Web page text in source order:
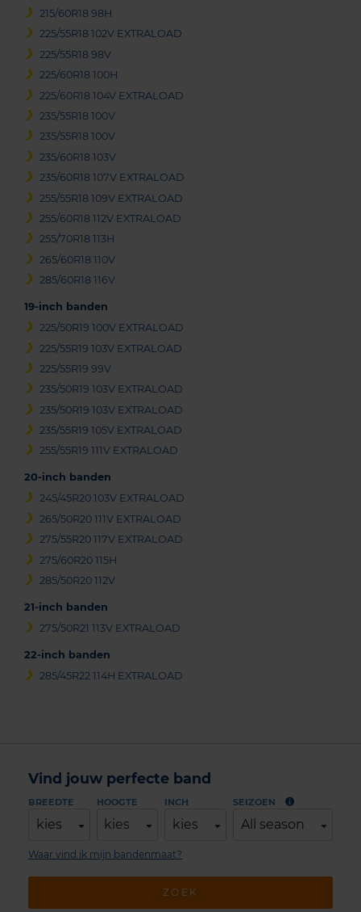
215/60R18 98H
225/55R18 102V EXTRALOAD
225/55R18 98V
225/60R18 100H
225/60R18 104V EXTRALOAD
235/55R18 100V
235/55R18 100V
235/60R18 103V
235/60R18 107V EXTRALOAD
255/55R18 109V EXTRALOAD
255/60R18 112V EXTRALOAD
255/70R18 113H
265/60R18 110V
285/60R18 116V
19-inch banden
225/50R19 100V EXTRALOAD
225/55R19 103V EXTRALOAD
225/55R19 99V
235/50R19 103V EXTRALOAD
235/50R19 103V EXTRALOAD
235/55R19 105V EXTRALOAD
255/55R19 111V EXTRALOAD
20-inch banden
245/45R20 103V EXTRALOAD
265/50R20 111V EXTRALOAD
275/55R20 117V EXTRALOAD
275/60R20 115H
285/50R20 112V
21-inch banden
275/50R21 113V EXTRALOAD
22-inch banden
285/45R22 114H EXTRALOAD
Vind jouw perfecte band
BREEDTE
kies
HOOGTE
kies
INCH
kies
SEIZOEN
All season
ZOEK
Waar vind ik mijn bandenmaat?